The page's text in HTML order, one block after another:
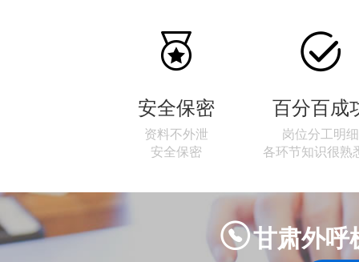

安全保密
资料不外泄
安全保密

百分百成
岗位分工明细
各环节知识很熟
甘肃外呼